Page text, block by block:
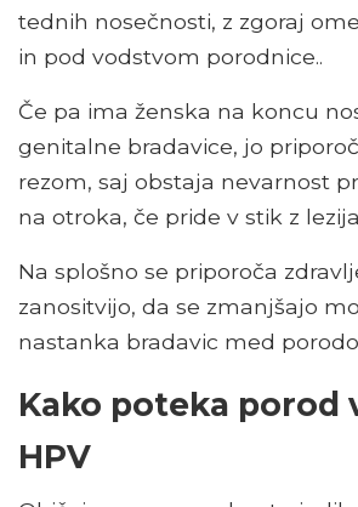
tednih nosečnosti, z zgoraj
in pod vodstvom porodnice..
Če pa ima ženska na koncu
genitalne bradavice, jo
rezom, saj obstaja nevarnost
na otroka, če pride v stik z
Na splošno se priporoča
zanositvijo, da se zmanjšajo
nastanka bradavic med
Kako poteka porod
HPV